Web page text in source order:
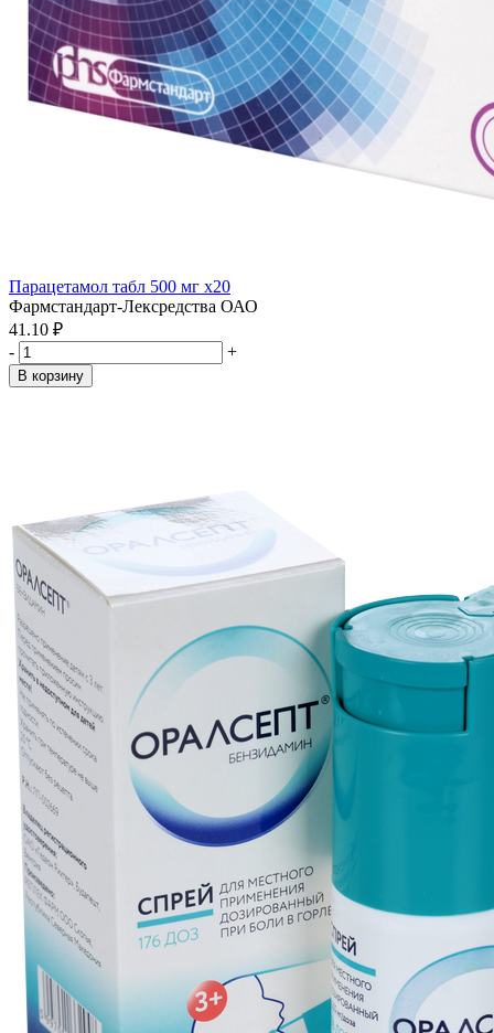
Парацетамол табл 500 мг x20
Фармстандарт-Лексредства ОАО
41.10 ₽
-
+
В корзину